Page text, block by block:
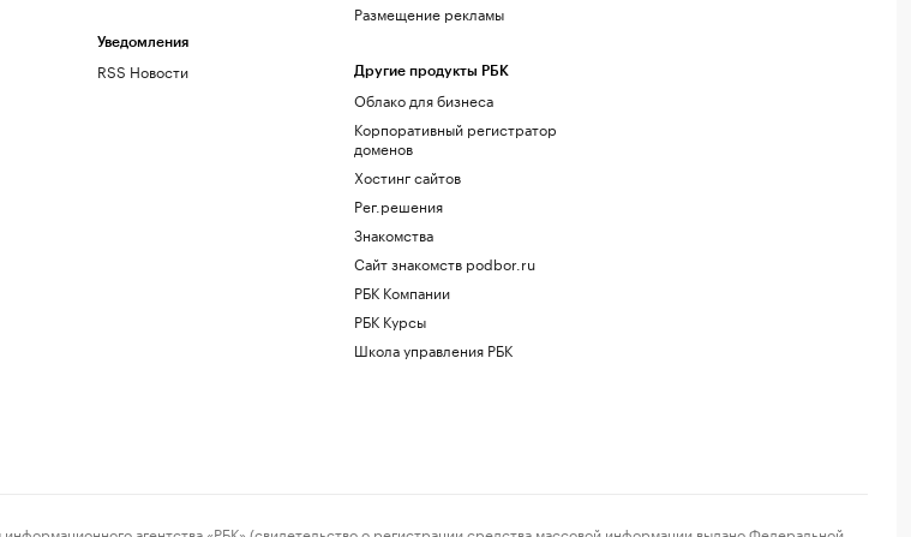
Уведомления
RSS Новости
Размещение рекламы
Другие продукты РБК
Облако для бизнеса
Корпоративный регистратор
доменов
Хостинг сайтов
Рег.решения
Знакомства
Сайт знакомств podbor.ru
РБК Компании
РБК Курсы
Школа управления РБК